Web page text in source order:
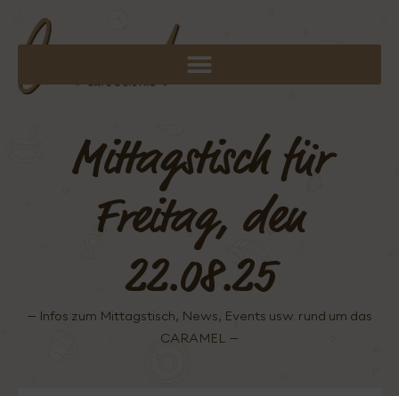
Mittagstisch für
Freitag, den
22.08.25
– Infos zum Mittagstisch, News, Events usw. rund um das
CARAMEL –